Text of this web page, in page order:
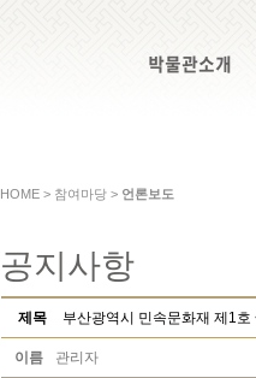
박물관소개
HOME > 참여마당 > 언론보도
공지사항
제목 부산광역시 민속문화재 제1
이름 관리자